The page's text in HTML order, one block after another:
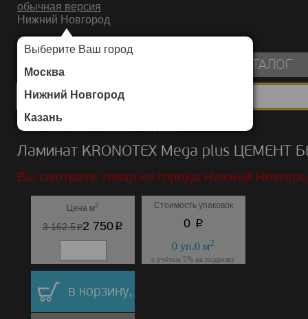
обычная версия
Нижний Новгород
Выберите Ваш город
Москва
Нижний Новгород
Казань
ИНТЕРНЕТ-МАГАЗИН НАПОЛЬНЫХ ПОКРЫТИЙ
КАТАЛОГ
Каталог/Ламинат/KRONOTEX/Mega plus
Ламинат KRONOTEX Mega plus ЦЕМЕНТ
Вы смотрите товар из города Нижний
Цена м2
3 162.5p2 750p
Стоимость упаковок
0 p
0 уп.0 м2
с учётом 5% на подрезку
в корзину,